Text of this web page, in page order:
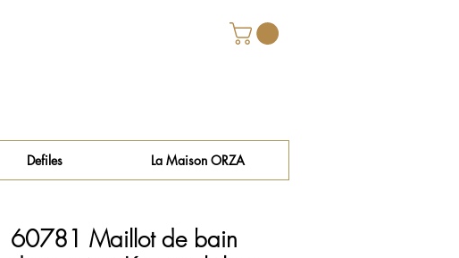
Defiles La Maison ORZA
60781 Maillot de bain